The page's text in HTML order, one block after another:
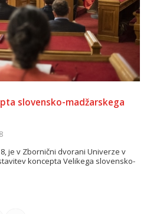
slovensko-madžarskega
je v Zbornični dvorani Univerze v
koncepta Velikega slovensko-